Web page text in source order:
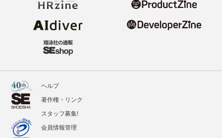
ヘルプ
著作権・リンク
スタッフ募集!
会員情報管理